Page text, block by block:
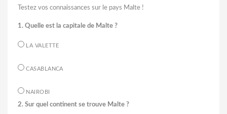
Testez vos connaissances sur le pays Malte !
1. Quelle est la capitale de Malte ?
LA VALETTE
CASABLANCA
NAIROBI
2. Sur quel continent se trouve Malte ?